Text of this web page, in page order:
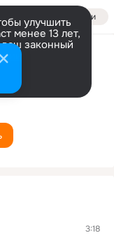
Войти
улучшить
менее 13 лет,
законный
3:18